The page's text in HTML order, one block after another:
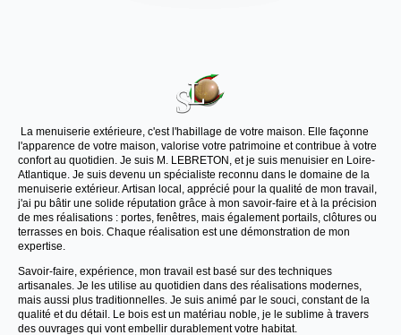
La menuiserie extérieure, c'est l'habillage de votre maison. Elle façonne
l'apparence de votre maison, valorise votre patrimoine et contribue à votre
confort au quotidien. Je suis M. LEBRETON, et je suis menuisier en Loire-
Atlantique. Je suis devenu un spécialiste reconnu dans le domaine de la
menuiserie extérieur. Artisan local, apprécié pour la qualité de mon travail,
j'ai pu bâtir une solide réputation grâce à mon savoir-faire et à la précision
de mes réalisations : portes, fenêtres, mais également portails, clôtures ou
terrasses en bois. Chaque réalisation est une démonstration de mon
expertise.
Savoir-faire, expérience, mon travail est basé sur des techniques
artisanales. Je les utilise au quotidien dans des réalisations modernes,
mais aussi plus traditionnelles. Je suis animé par le souci, constant de la
qualité et du détail. Le bois est un matériau noble, je le sublime à travers
des ouvrages qui vont embellir durablement votre habitat.